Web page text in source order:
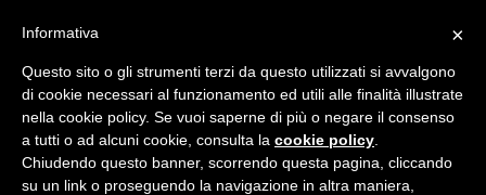
PANNA VARI FORMATI
×
Informativa
Questo sito o gli strumenti terzi da questo utilizzati si avvalgono
di cookie necessari al funzionamento ed utili alle finalità illustrate
nella cookie policy. Se vuoi saperne di più o negare il consenso
a tutti o ad alcuni cookie, consulta la cookie policy
Chiudendo questo banner, scorrendo questa pagina, cliccando
su un link o proseguendo la navigazione in altra maniera,